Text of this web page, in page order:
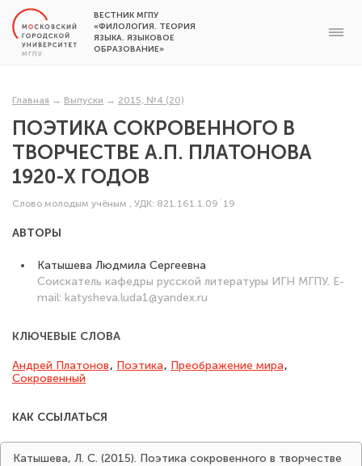
ВЕСТНИК МГПУ
«ФИЛОЛОГИЯ. ТЕОРИЯ
ЯЗЫКА. ЯЗЫКОВОЕ
ОБРАЗОВАНИЕ»
Главная → Выпуски → 2015, №4 (20)
ПОЭТИКА СОКРОВЕННОГО В
ТВОРЧЕСТВЕ А.П. ПЛАТОНОВА
1920-Х ГОДОВ
Слово молодым учёным , УДК: 821.161.1.09`19
АВТОРЫ
Катышева Людмила Сергеевна
Соискатель кафедры русской литературы ИГН МГПУ. E-
mail: katysheva.luda1@yandex.ru
КЛЮЧЕВЫЕ СЛОВА
Андрей Платонов, Поэтика, Преображение мира,
Сокровенный
КАК ССЫЛАТЬСЯ
Катышева, Л. С. (2015). Поэтика сокровенного в творчестве